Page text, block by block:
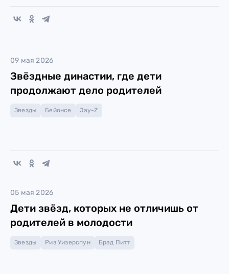
09 мая 2026
Звёздные династии, где дети
продолжают дело родителей
Звезды Бейонсе Jay-Z
05 мая 2026
Дети звёзд, которых не отличишь от
родителей в молодости
Звезды Риз Уизерспун Брэд Питт